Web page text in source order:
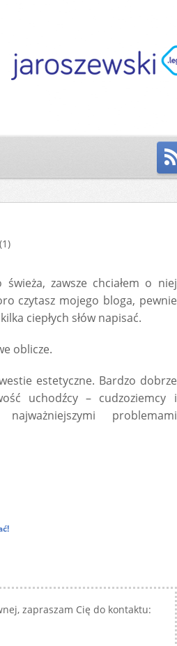
zawsze chciałem o niej
czytasz mojego bloga, pewnie
ciepłych słów napisać.
oblicze.
estetyczne. Bardzo dobrze
uchodźcy – cudzoziemcy i
problemami
zapraszam Cię do kontaktu: